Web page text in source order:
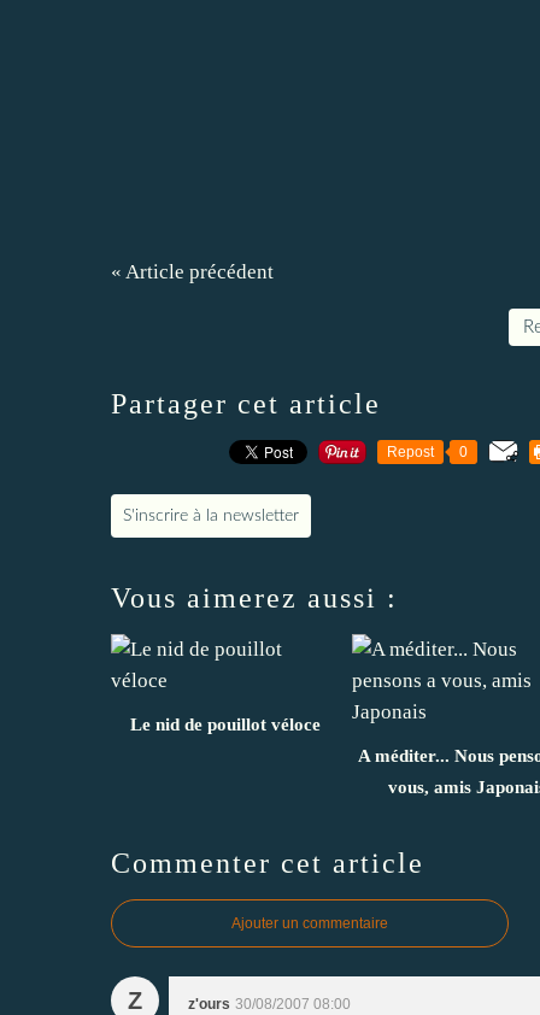
« Article précédent
Partager cet article
Repost 0
S'inscrire à la newsletter
Vous aimerez aussi :
Le nid de pouillot véloce
A méditer... Nous
vous, amis
Commenter cet article
Ajouter un commentaire
Z z'ours 30/08/2007 08:00